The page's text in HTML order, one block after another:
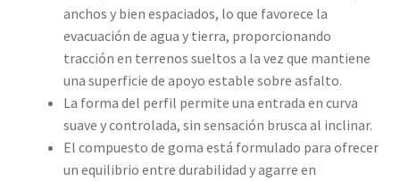
anchos y bien espaciados, lo que favorece la
evacuación de agua y tierra, proporcionando
tracción en terrenos sueltos a la vez que mantiene
una superficie de apoyo estable sobre asfalto.
La forma del perfil permite una entrada en curva
suave y controlada, sin sensación brusca al inclinar.
El compuesto de goma está formulado para ofrecer
un equilibrio entre durabilidad y agarre en